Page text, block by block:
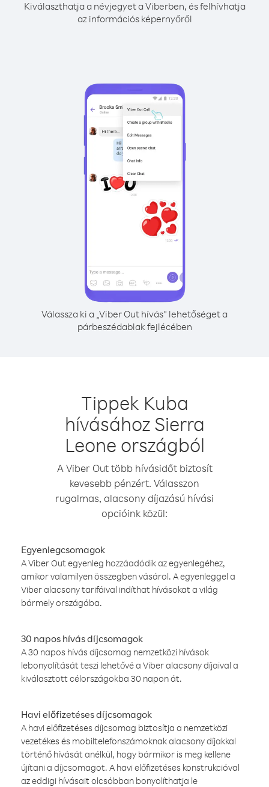
Kiválaszthatja a névjegyet a Viberben, és felhívhatja
az információs képernyőről
Válassza ki a „Viber Out hívás” lehetőséget a
párbeszédablak fejlécében
Tippek Kuba
hívásához Sierra
Leone országból
A Viber Out több hívásidőt biztosít
kevesebb pénzért. Válasszon
rugalmas, alacsony díjazású hívási
opcióink közül:
Egyenlegcsomagok
A Viber Out egyenleg hozzáadódik az egyenlegéhez,
amikor valamilyen összegben vásárol. A egyenleggel a
Viber alacsony tarifáival indíthat hívásokat a világ
bármely országába.
30 napos hívás díjcsomagok
A 30 napos hívás díjcsomag nemzetközi hívások
lebonyolítását teszi lehetővé a Viber alacsony díjaival a
kiválasztott célországokba 30 napon át.
Havi előfizetéses díjcsomagok
A havi előfizetéses díjcsomag biztosítja a nemzetközi
vezetékes és mobiltelefonszámoknak alacsony díjakkal
történő hívását anélkül, hogy bármikor is meg kellene
újítani a díjcsomagot. A havi előfizetéses konstrukcióval
az eddigi hívásait olcsóbban bonyolíthatja le